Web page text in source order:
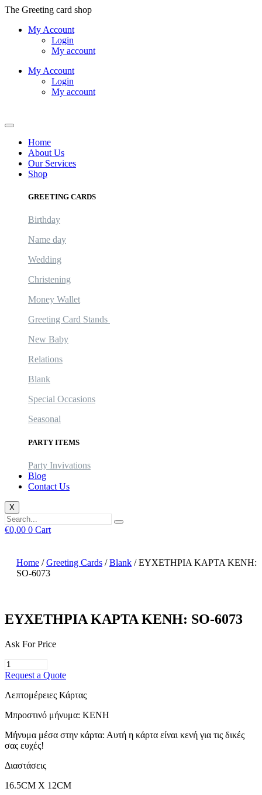
Skip
content
The Greeting card shop
My Account
Login
My account
My Account
Login
My account
Home
About Us
Our Services
Shop
GREETING CARDS
Birthday
Name day
Wedding
Christening
Money Wallet
Greeting Card Stands
New Baby
Relations
Blank
Special Occasions
Seasonal
PARTY ITEMS
Party Invivations
Blog
Contact Us
X
€0,00 0 Cart
Home /Greeting Cards /Blank / ΕΥΧΕΤΗΡΙΑ ΚΑΡΤΑ ΚΕΝΗ:
SO-6073
ΕΥΧΕΤΗΡΙΑ ΚΑΡΤΑ ΚΕΝΗ: SO-6073
Ask For Price
ΕΥΧΕΤΗΡΙΑ
ΚΑΡΤΑ
SO-
quantity
Request a Quote
Λεπτομέρειες Κάρτας
Μπροστινό μήνυμα: ΚΕΝΗ
Μήνυμα μέσα στην κάρτα: Αυτή η κάρτα είναι κενή για τις δικές
σας ευχές!
Διαστάσεις
16.5CM X 12CM